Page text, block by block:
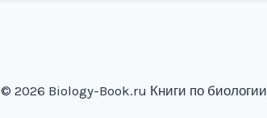
© 2026 Biology-Book.ru Книги по биологии